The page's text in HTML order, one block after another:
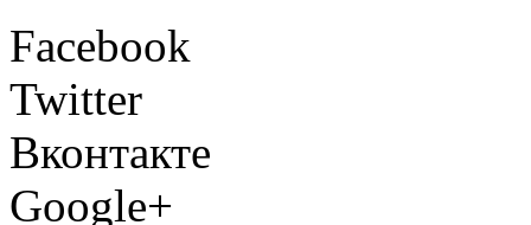
Facebook
Twitter
Вконтакте
Google+